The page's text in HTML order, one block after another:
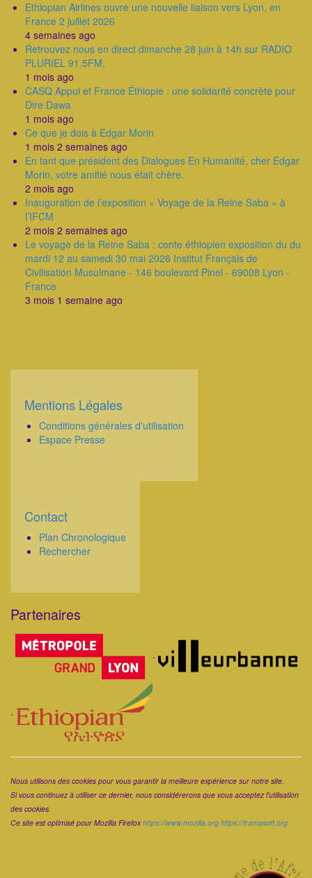
Ethiopian Airlines ouvre une nouvelle liaison vers Lyon, en
France 2 juillet 2026
4 semaines ago
Retrouvez nous en direct dimanche 28 juin à 14h sur RADIO
PLURIEL 91.5FM,
1 mois ago
CASQ Appui et France Éthiopie : une solidarité concrète pour
Dire Dawa
1 mois ago
Ce que je dois à Edgar Morin
1 mois 2 semaines ago
En tant que président des Dialogues En Humanité, cher Edgar
Morin, votre amitié nous était chère.
2 mois ago
Inauguration de l’exposition « Voyage de la Reine Saba » à
l’IFCM
2 mois 2 semaines ago
Le voyage de la Reine Saba : conte éthiopien exposition du du
mardi 12 au samedi 30 mai 2026 Institut Français de
Civilisation Musulmane - 146 boulevard Pinel - 69008 Lyon -
France
3 mois 1 semaine ago
Corps
Mentions Légales
Conditions générales d'utilisation
Espace Presse
Corps
Contact
Plan Chronologique
Rechercher
Partenaires
Corps
.
.
Nous utilisons des cookies pour vous garantir la meilleure expérience sur notre site.
Si vous continuez à utiliser ce dernier, nous considérerons que vous acceptez l'utilisation
des cookies.
Ce site est optimisé pour Mozilla Firefoxhttps://www.mozilla.org https://framasoft.org